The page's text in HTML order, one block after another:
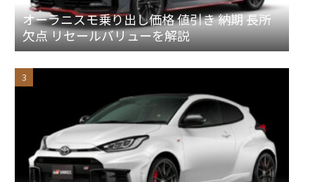
オーラニスモ乗り出し価格 値引き 納期 長所
欠点 リセールバリューを解説